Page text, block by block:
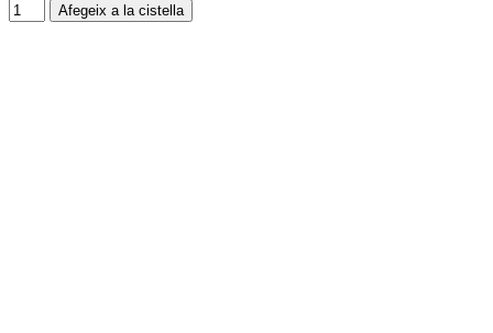
Afegeix a la cistella